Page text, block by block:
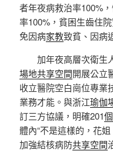
者年夜病救治率100%
率100%，貧困生齒住
免因病家教致貧、因病
加年夜高層次衛生
場地共享空間開展公立
收立醫院空白崗位專業
業務才能。與浙江瑜伽
訂三方協議，明確201
體內“不是這樣的，花
加強結核病防共享空間